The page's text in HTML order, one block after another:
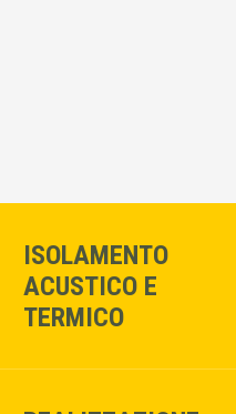
ISOLAMENTO
ACUSTICO E
TERMICO